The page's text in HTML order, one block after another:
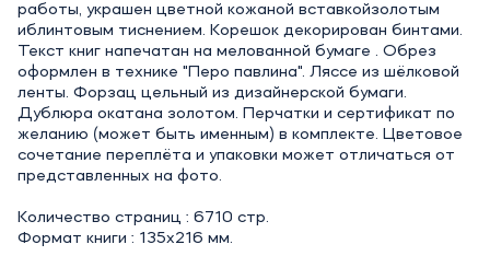
работы, украшен цветной кожаной вставкойзолотым
иблинтовым тиснением. Корешок декорирован бинтами.
Текст книг напечатан на мелованной бумаге . Обрез
оформлен в технике "Перо павлина". Ляссе из шёлковой
ленты. Форзац цельный из дизайнерской бумаги.
Дублюра окатана золотом. Перчатки и сертификат по
желанию (может быть именным) в комплекте. Цветовое
сочетание переплёта и упаковки может отличаться от
представленных на фото.
Количество страниц : 6710 стр.
Формат книги : 135х216 мм.